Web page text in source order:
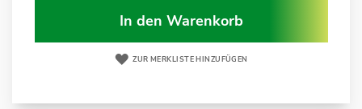
In den Warenkorb
ZUR MERKLISTE HINZUFÜGEN